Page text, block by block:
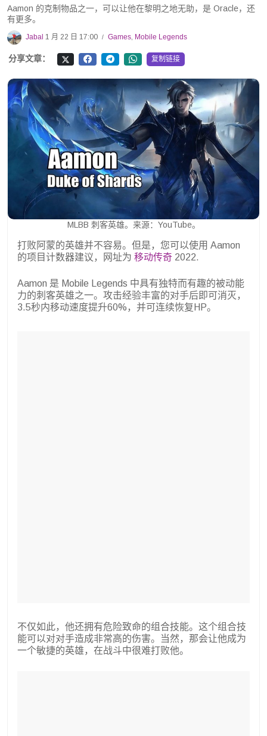
Aamon 的克制物品之一，可以让他在黎明之地无助，是 Oracle，还
有更多。
Jabal 1 月 22 日 17:00 / Games, Mobile Legends
分享文章： 复制链接
MLBB 刺客英雄。来源：YouTube。
打败阿蒙的英雄并不容易。但是，您可以使用 Aamon
的项目计数器建议，网址为 移动传奇 2022.
Aamon 是 Mobile Legends 中具有独特而有趣的被动能
力的刺客英雄之一。攻击经验丰富的对手后即可消灭，
3.5秒内移动速度提升60%，并可连续恢复HP。
不仅如此，他还拥有危险致命的组合技能。这个组合技
能可以对对手造成非常高的伤害。当然，那会让他成为
一个敏捷的英雄，在战斗中很难打败他。